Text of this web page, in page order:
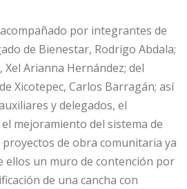
por integrantes de
de Bienestar, Rodrigo Abdala;
Arianna Hernández; del
Xicotepec, Carlos Barragán; así
y delegados, el
mejoramiento del sistema de
de obra comunitaria ya
ellos un muro de contención por
de una cancha con